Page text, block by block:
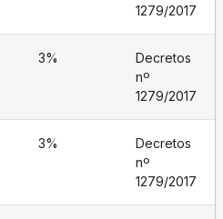
1279/2017
3%
Decretos
nº
1279/2017
3%
Decretos
nº
1279/2017